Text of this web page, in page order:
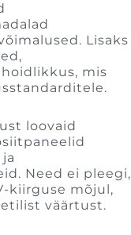
Lisaks
mis
loovaid
Need ei pleegi,
kiirguse mõjul,
väärtust.